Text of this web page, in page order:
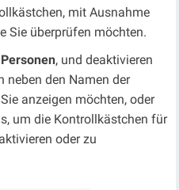
mit Ausnahme
Sie überprüfen möchten.
, und deaktivieren
neben den Namen der
anzeigen möchten, oder
um die Kontrollkästchen für
oder zu